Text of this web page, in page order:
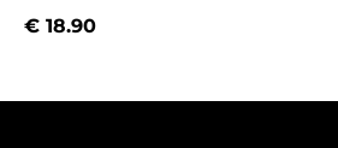
€18.90